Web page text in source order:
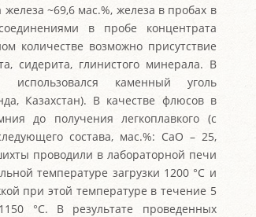
~69,6 мас.%, железа в пробах в
в пробе концентрата
количестве возможно присутствие
сидерита, глинистого минерала. В
использовался каменный уголь
Казахстан). В качестве флюсов в
до получения легкоплавкого (с
состава, мас.%: CaO – 25,
проводили в лабораторной печи
температуре загрузки 1200 °С и
при этой температуре в течение 5
°С. В результате проведенных